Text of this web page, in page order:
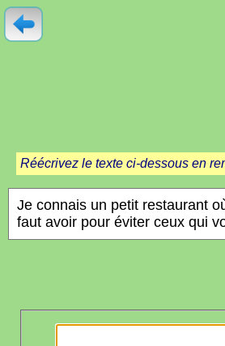
Réécrivez le texte ci-dessous en